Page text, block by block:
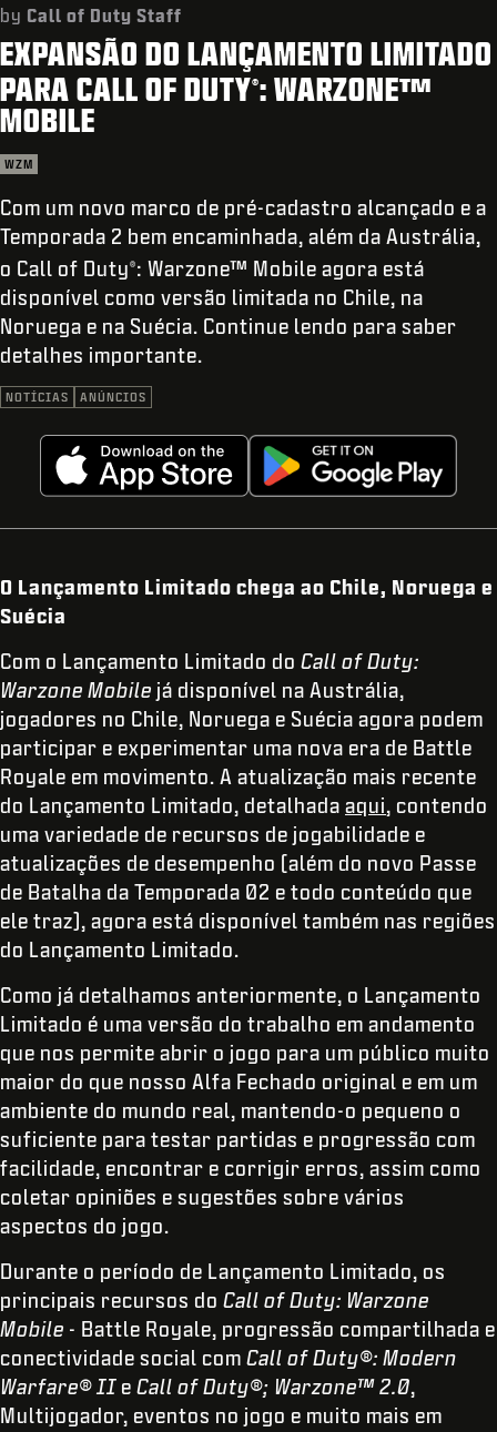
SUPORTE
XBOX GAME PASS
ENTRAR| INSCREVER-SE
by Call of Duty Staff
EXPANSÃO DO LANÇAMENTO LIMITADO
PARA CALL OF DUTY®: WARZONE™
MOBILE
WZM
Com um novo marco de pré-cadastro alcançado e a
Temporada 2 bem encaminhada, além da Austrália,
o Call of Duty ® : Warzone™ Mobile agora está
disponível como versão limitada no Chile, na
Noruega e na Suécia. Continue lendo para saber
detalhes importante.
NOTÍCIAS ANÚNCIOS
O Lançamento Limitado chega ao Chile, Noruega e
Suécia
Com o Lançamento Limitado do Call of Duty:
Warzone Mobile já disponível na Austrália,
jogadores no Chile, Noruega e Suécia agora podem
participar e experimentar uma nova era de Battle
Royale em movimento. A atualização mais recente
do Lançamento Limitado, detalhada aqui, contendo
uma variedade de recursos de jogabilidade e
atualizações de desempenho (além do novo Passe
de Batalha da Temporada 02 e todo conteúdo que
ele traz), agora está disponível também nas regiões
do Lançamento Limitado.
Como já detalhamos anteriormente, o Lançamento
Limitado é uma versão do trabalho em andamento
que nos permite abrir o jogo para um público muito
maior do que nosso Alfa Fechado original e em um
ambiente do mundo real, mantendo-o pequeno o
suficiente para testar partidas e progressão com
facilidade, encontrar e corrigir erros, assim como
coletar opiniões e sugestões sobre vários
aspectos do jogo.
Durante o período de Lançamento Limitado, os
principais recursos do Call of Duty: Warzone
Mobile - Battle Royale, progressão compartilhada e
conectividade social com Call of Duty®: Modern
Warfare® II e Call of Duty®; Warzone™ 2.0,
Multijogador, eventos no jogo e muito mais em